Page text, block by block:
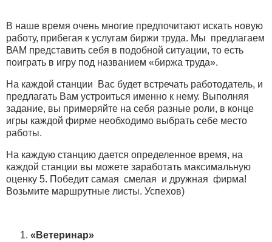
В наше время очень многие предпочитают искать новую
работу, прибегая к услугам биржи труда. Мы предлагаем
ВАМ представить себя в подобной ситуации, то есть
поиграть в игру под названием «биржа труда».
На каждой станции Вас будет встречать работодатель, и
предлагать Вам устроиться именно к нему. Выполняя
задание, вы примеряйте на себя разные роли, в конце
игры каждой фирме необходимо выбрать себе место
работы.
На каждую станцию дается определенное время, на
каждой станции вы можете заработать максимальную
оценку 5. Победит самая смелая и дружная фирма!
Возьмите маршрутные листы. Успехов)
«Ветеринар»